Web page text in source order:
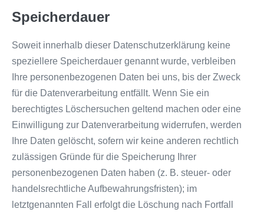
Speicherdauer
Soweit innerhalb dieser Datenschutzerklärung keine
speziellere Speicherdauer genannt wurde, verbleiben
Ihre personenbezogenen Daten bei uns, bis der Zweck
für die Datenverarbeitung entfällt. Wenn Sie ein
berechtigtes Löschersuchen geltend machen oder eine
Einwilligung zur Datenverarbeitung widerrufen, werden
Ihre Daten gelöscht, sofern wir keine anderen rechtlich
zulässigen Gründe für die Speicherung Ihrer
personenbezogenen Daten haben (z. B. steuer- oder
handelsrechtliche Aufbewahrungsfristen); im
letztgenannten Fall erfolgt die Löschung nach Fortfall